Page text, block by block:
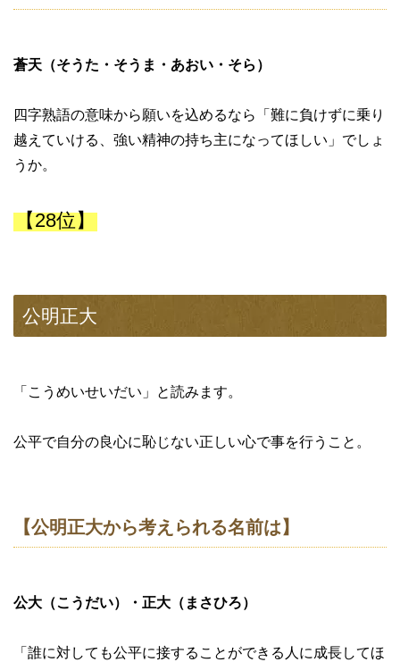
蒼天（そうた・そうま・あおい・そら）
四字熟語の意味から願いを込めるなら「難に負けずに乗り
越えていける、強い精神の持ち主になってほしい」でしょ
うか。
【28位】
公明正大
「こうめいせいだい」と読みます。
公平で自分の良心に恥じない正しい心で事を行うこと。
【公明正大から考えられる名前は】
公大（こうだい）・正大（まさひろ）
「誰に対しても公平に接することができる人に成長してほ